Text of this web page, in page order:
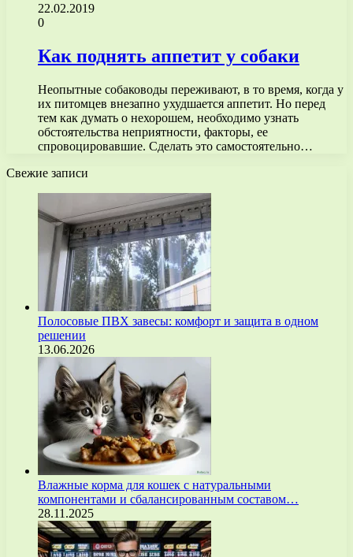
22.02.2019
0
Как поднять аппетит у собаки
Неопытные собаководы переживают, в то время, когда у
их питомцев внезапно ухудшается аппетит. Но перед
тем как думать о нехорошем, необходимо узнать
обстоятельства неприятности, факторы, ее
спровоцировавшие. Сделать это самостоятельно…
Свежие записи
Полосовые ПВХ завесы: комфорт и защита в одном
решении
13.06.2026
Влажные корма для кошек с натуральными
компонентами и сбалансированным составом…
28.11.2025